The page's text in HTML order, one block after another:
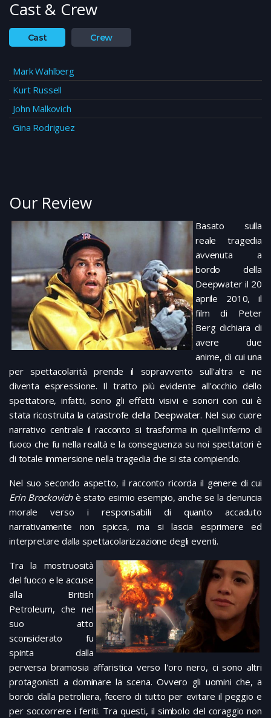
Cast & Crew
Cast Crew
Mark Wahlberg
Kurt Russell
John Malkovich
Gina Rodriguez
Our Review
Basato sulla
reale tragedia
avvenuta a
bordo della
Deepwater il 20
aprile 2010, il
film di Peter
Berg dichiara di
avere due
anime, di cui una
per spettacolarità prende il sopravvento sull'altra e ne
diventa espressione. Il tratto più evidente all'occhio dello
spettatore, infatti, sono gli effetti visivi e sonori con cui è
stata ricostruita la catastrofe della Deepwater. Nel suo cuore
narrativo centrale il racconto si trasforma in quell'inferno di
fuoco che fu nella realtà e la conseguenza su noi spettatori è
di totale immersione nella tragedia che si sta compiendo.
Nel suo secondo aspetto, il racconto ricorda il genere di cui
Erin Brockovich è stato esimio esempio, anche se la denuncia
morale verso i responsabili di quanto accaduto
narrativamente non spicca, ma si lascia esprimere ed
interpretare dalla spettacolarizzazione degli eventi.
Tra la mostruosità
del fuoco e le accuse
alla British
Petroleum, che nel
suo atto
sconsiderato fu
spinta dalla
perversa bramosia affaristica verso l'oro nero, ci sono altri
protagonisti a dominare la scena. Ovvero gli uomini che, a
bordo dalla petroliera, fecero di tutto per evitare il peggio e
per soccorrere i feriti. Tra questi, il simbolo del coraggio non